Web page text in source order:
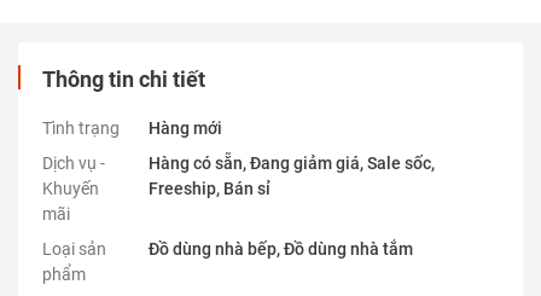
Thông tin chi tiết
Tình trạng
Hàng mới
Dịch vụ -
Khuyến
mãi
Hàng có sẵn, Đang giảm giá, Sale sốc,
Freeship, Bán sỉ
Loại sản
phẩm
Đồ dùng nhà bếp, Đồ dùng nhà tắm